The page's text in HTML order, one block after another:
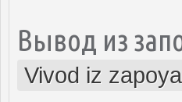
Вывод из
Vivod iz